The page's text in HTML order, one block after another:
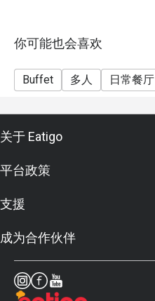
你可能也会喜欢
Buffet 多人 日常餐厅
关于 Eatigo
平台政策
支援
成为合作伙伴